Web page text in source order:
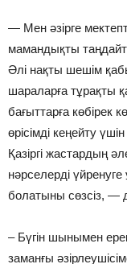
— Мен әзірге
мамандықты
Әлі нақты шешім
шараларға тұрақты
бағыттарға көбірек
өрісімді кеңейту
Қазіргі жастардың
нәрселерді
болатыны сөзсіз, —
– Бүгін шынымен
заманғы